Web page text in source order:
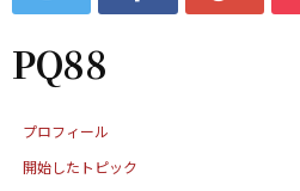
ッ
プ
ォ
ム
PQ88
プロフィール
開始したトピック